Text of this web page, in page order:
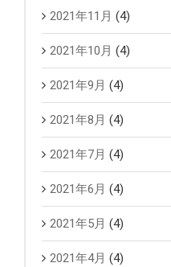
2021年11月 (4)
2021年10月 (4)
2021年9月 (4)
2021年8月 (4)
2021年7月 (4)
2021年6月 (4)
2021年5月 (4)
2021年4月 (4)